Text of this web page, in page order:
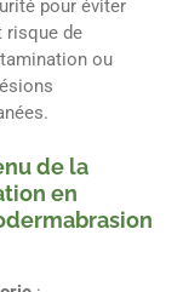
pour éviter
risque de
ou
de la
en